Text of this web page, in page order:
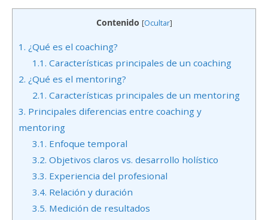
Contenido [Ocultar]
1. ¿Qué es el coaching?
1.1. Características principales de un coaching
2. ¿Qué es el mentoring?
2.1. Características principales de un mentoring
3. Principales diferencias entre coaching y
mentoring
3.1. Enfoque temporal
3.2. Objetivos claros vs. desarrollo holístico
3.3. Experiencia del profesional
3.4. Relación y duración
3.5. Medición de resultados